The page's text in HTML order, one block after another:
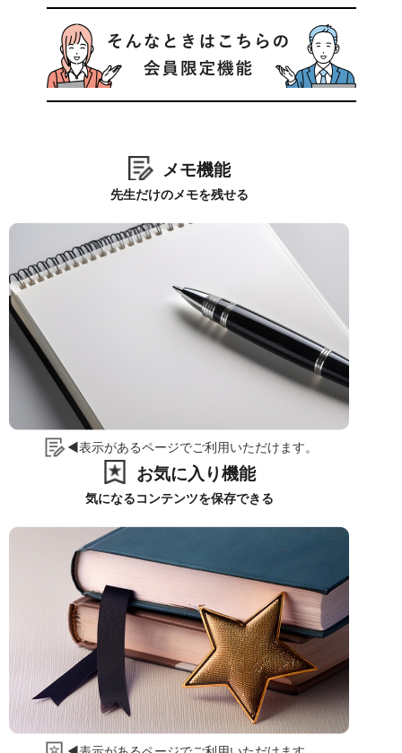
メモ機能
先生だけのメモを残せる
◀表示があるページでご利用いただけます。
お気に入り機能
気になるコンテンツを保存できる